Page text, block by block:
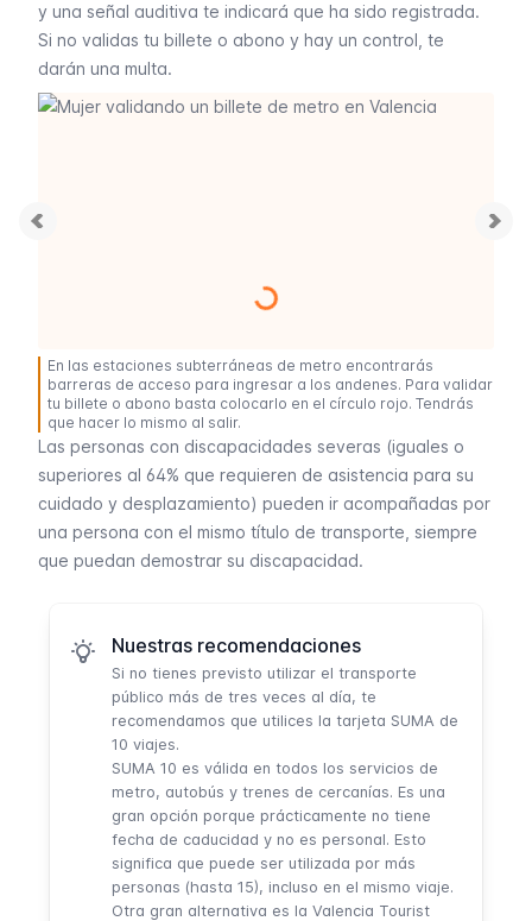
y una señal auditiva te indicará que ha sido registrada.
Si no validas tu billete o abono y hay un control, te
darán una multa.
En las estaciones subterráneas de metro encontrarás
barreras de acceso para ingresar a los andenes. Para validar
tu billete o abono basta colocarlo en el círculo rojo. Tendrás
que hacer lo mismo al salir.
Las personas con discapacidades severas (iguales o
superiores al 64% que requieren de asistencia para su
cuidado y desplazamiento) pueden ir acompañadas por
una persona con el mismo título de transporte, siempre
que puedan demostrar su discapacidad.
Nuestras recomendaciones
Si no tienes previsto utilizar el transporte
público más de tres veces al día, te
recomendamos que utilices la tarjeta SUMA de
10 viajes.
SUMA 10 es válida en todos los servicios de
metro, autobús y trenes de cercanías. Es una
gran opción porque prácticamente no tiene
fecha de caducidad y no es personal. Esto
significa que puede ser utilizada por más
personas (hasta 15), incluso en el mismo viaje.
Otra gran alternativa es la Valencia Tourist